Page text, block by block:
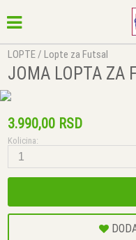
LOPTE/Lopte za Futsal
JOMA LOPTA ZA
3.990,00 RSD
Kolicina: